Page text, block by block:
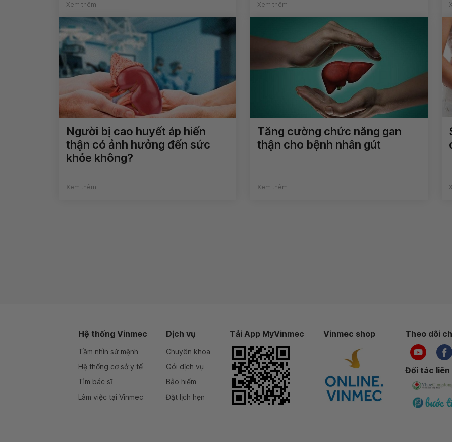
Xem thêm Xem thêm
Người bị cao huyết áp hiến
thận có ảnh hưởng đến sức
khỏe không?
Xem thêm
Tăng cường chức năng gan
thận cho bệnh nhân gút
Xem thêm
Hệ thống Vinmec
Tầm nhìn sứ mệnh
Hệ thống cơ sở y tế
Tìm bác sĩ
Làm việc tại Vinmec
Dịch vụ
Chuyên khoa
Gói dịch vụ
Bảo hiểm
Đặt lịch hẹn
Tải App MyVinmec Vinmec shop Theo dõi
Đối tác liên